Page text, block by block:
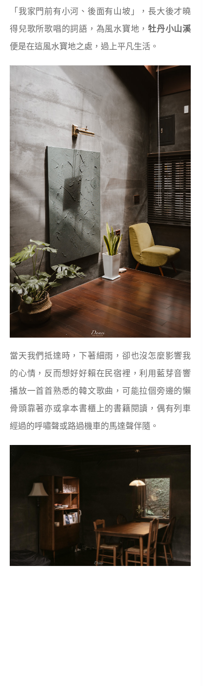
「我家門前有小河、後面有山坡」，長大後才曉
得兒歌所歌唱的詞語，為風水寶地，牡丹小山溪
便是在這風水寶地之處，過上平凡生活。
當天我們抵達時，下著細雨，卻也沒怎麼影響我
的心情，反而想好好賴在民宿裡，利用藍芽音響
播放一首首熟悉的韓文歌曲，可能拉個旁邊的懶
骨頭靠著亦或拿本書櫃上的書籍閱讀，偶有列車
經過的呼嘯聲或路過機車的馬達聲伴隨。